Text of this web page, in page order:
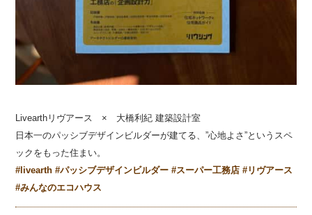
Livearthリヴアース × 大橋利紀 建築設計室
日本一のパッシブデザインビルダーが建てる、”心地よさ”というスペ
ックをもった住まい。
#livearth #パッシブデザインビルダー #スーパー工務店 #リヴアース
#みんなのエコハウス